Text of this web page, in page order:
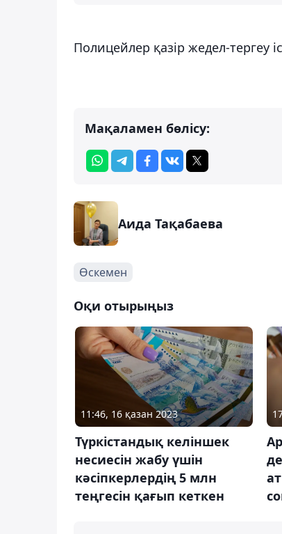
Полицейлер қазір жедел-тергеу
Мақаламен бөлісу:
Аида Тақабаева
Өскемен
Оқи отырыңыз
11:46, 16 қазан 2023
Түркістандық келіншек
несиесін жабу үшін
кәсіпкерлердің 5 млн
теңгесін қағып кеткен